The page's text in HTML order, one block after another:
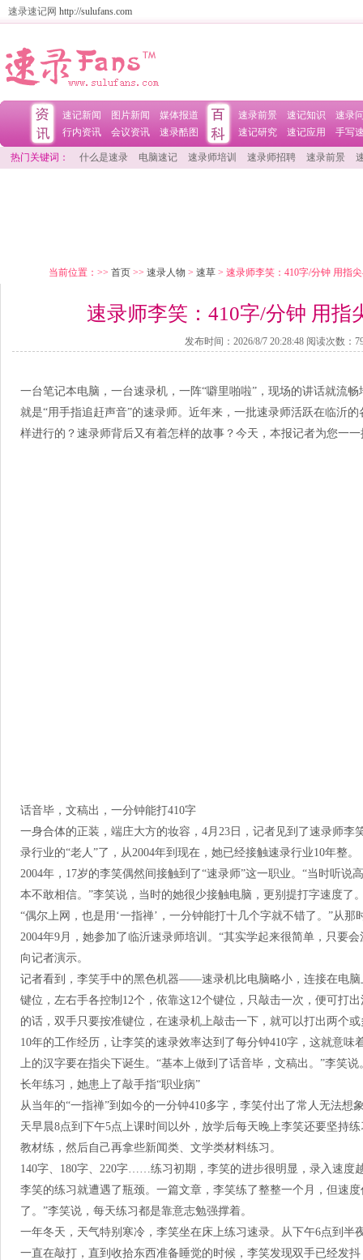
速录速记网 http://sulufans.com
速记新闻 图片新闻
媒体报道
行内资讯
会议资讯 速录酷图
速录前景 速记知识
速录
速记研究
速记应用 手写
热门关键词： 什么是速录 电脑速记 速录师培训 速录师招聘 速录前景
当前位置：>> 首页 >> 速录人物 > 速草 > 速录师李笑：410字/分钟 用指
速录师李笑：410字/分钟 用指
发布时间： 2026/8/7 20:28:48 阅读次数：
一台笔记本电脑，一台速录机，一阵“噼里啪啦”，现场的讲话就流
就是“用手指追赶声音”的速录师。近年来，一批速录师活跃在临沂
样进行的？速录师背后又有着怎样的故事？今天，本报记者为您一
话音毕，文稿出，一分钟能打410字
一身合体的正装，端庄大方的妆容，4月23日，记者见到了速录师李
录行业的“老人”了，从2004年到现在，她已经接触速录行业10年整。
2004年，17岁的李笑偶然间接触到了“速录师”这一职业。“当时听说
本不敢相信。”李笑说，当时的她很少接触电脑，更别提打字速度了
“偶尔上网，也是用‘一指禅’，一分钟能打十几个字就不错了。”从
2004年9月，她参加了临沂速录师培训。“其实学起来很简单，只要
向记者演示。
记者看到，李笑手中的黑色机器——速录机比电脑略小，连接在电脑
键位，左右手各控制12个，依靠这12个键位，只敲击一次，便可打
的话，双手只要按准键位，在速录机上敲击一下，就可以打出两个
10年的工作经历，让李笑的速录效率达到了每分钟410字，这就意味
上的汉字要在指尖下诞生。“基本上做到了话音毕，文稿出。”李笑说
长年练习，她患上了敲手指“职业病”
从当年的“一指禅”到如今的一分钟410多字，李笑付出了常人无法想
天早晨8点到下午5点上课时间以外，放学后每天晚上李笑还要坚持
教材练，然后自己再拿些新闻类、文学类材料练习。
140字、180字、220字……练习初期，李笑的进步很明显，录入速度
李笑的练习就遭遇了瓶颈。一篇文章，李笑练了整整一个月，但速
了。”李笑说，每天练习都是靠意志勉强撑着。
一年冬天，天气特别寒冷，李笑坐在床上练习速录。从下午6点到半
一直在敲打，直到收拾东西准备睡觉的时候，李笑发现双手已经发